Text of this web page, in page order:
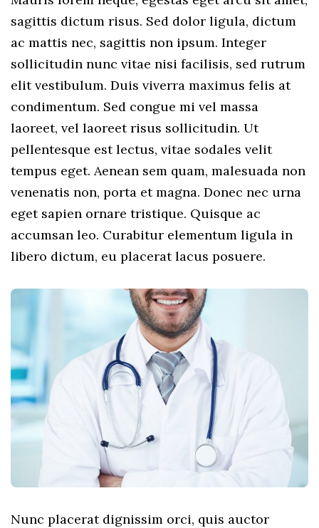
sagittis dictum risus. Sed dolor ligula, dictum
ac mattis nec, sagittis non ipsum. Integer
sollicitudin nunc vitae nisi facilisis, sed rutrum
elit vestibulum. Duis viverra maximus felis at
condimentum. Sed congue mi vel massa
laoreet, vel laoreet risus sollicitudin. Ut
pellentesque est lectus, vitae sodales velit
tempus eget. Aenean sem quam, malesuada non
venenatis non, porta et magna. Donec nec urna
eget sapien ornare tristique. Quisque ac
accumsan leo. Curabitur elementum ligula in
libero dictum, eu placerat lacus posuere.
Nunc placerat dignissim orci, quis auctor